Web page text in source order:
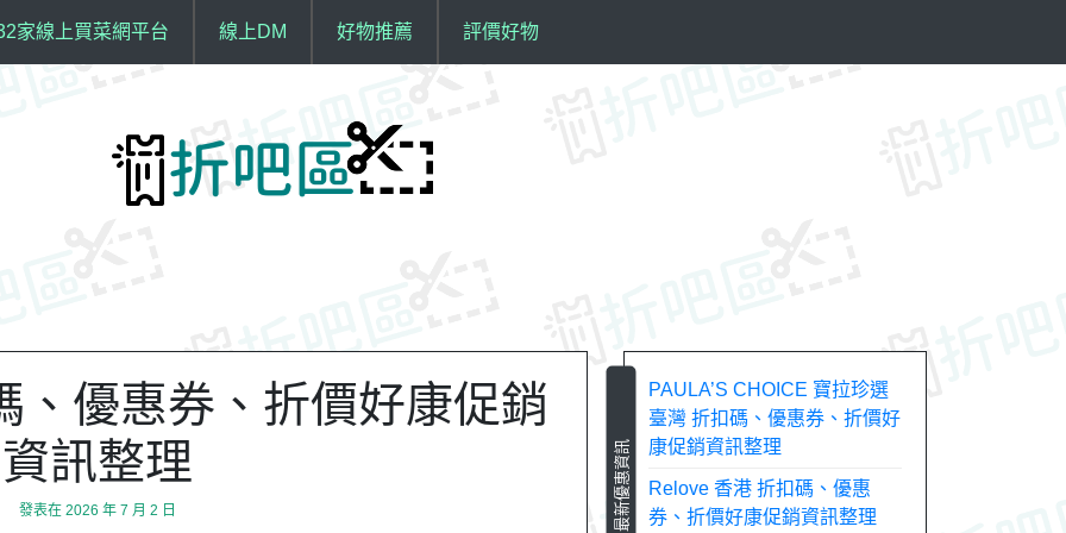
家線上買菜網平台 線上DM 好物推薦 評價好物
、優惠券、折價好康促銷
資訊整理
發表在 2026 年 7 月 2 日 最新優惠資訊
PAULA’S CHOICE 寶拉珍選
臺灣 折扣碼、優惠券、折價好
康促銷資訊整理
Relove 香港 折扣碼、優惠
券、折價好康促銷資訊整理